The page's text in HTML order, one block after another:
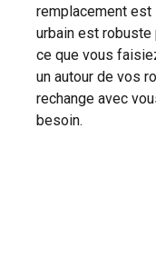
remplacement est
urbain est
ce que vous
un autour de vos
rechange avec
besoin.